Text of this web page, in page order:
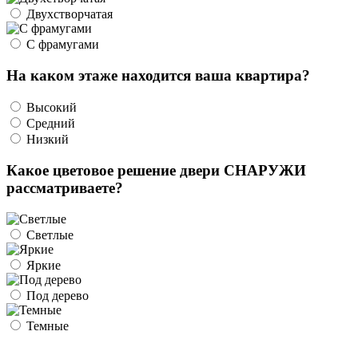
Двухстворчатая
С фрамугами
На каком этаже находится ваша квартира?
Высокий
Средний
Низкий
Какое цветовое решение двери СНАРУЖИ
рассматриваете?
Светлые
Яркие
Под дерево
Темные